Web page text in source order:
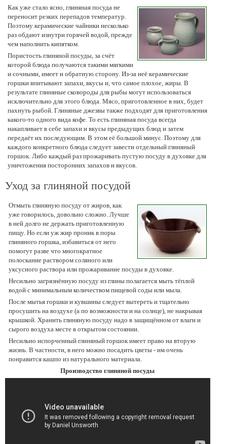
Как уже стало ясно, глиняная посуда не
переносит резких перепадов температур.
Поэтому керамические чайники несколько
раз обдают изнутри горячей водой, прежде
чем наполнить кипятком.
Пористость глиняной посуды, за счёт
которой блюда получаются такими мягкими
и сочными, имеет и обратную сторону. Из-за неё керамические
горшки впитывают запахи, вкусы и, что самое плохое, жиры. В
результате глиняные сковороды для рыбы могут использоваться
исключительно для этого блюда. Мясо, приготовленное в них, будет
пахнуть рыбой. Глиняные джезвы также подходят для приготовления
какого-то одного вида кофе. То есть глиняная посуда всегда
накапливает в себе запахи и вкусы предыдущих блюд и затем
передаёт их последующим. В этом её большой минус. Поэтому для
каждого конкретного блюда следует завести отдельный глиняный
горшок. Либо каждый раз прожаривать пустую посуду в духовке для
уничтожения посторонних запахов и вкусов.
Уход за глиняной посудой
Отмыть глиняную посуду от жиров, как
уже говорилось, довольно сложно. Лучше
в ней долго не держать приготовленную
пищу. Но если уж жир проник в поры
глиняного горшка, избавиться от него
помогут разве что многократное
полоскание раствором соляного или
уксусного раствора или прожаривание посуды в духовке.
Несильно загрязнённую посуду из глины полагается мыть тёплой
водой с минимальным количеством пищевой соды или мыла.
После мытья горшки и кувшины следует вытереть и тщательно
просушить на воздухе (а по возможности и на солнце), не накрывая
крышкой. Хранить глиняную посуду надо в защищённом от влаги и
сырого воздуха месте в открытом состоянии.
Несильно испорченный глиняный горшок имеет право на вторую
жизнь. В частности, в него можно посадить цветы - им очень
понравится кашпо из натурального материала.
Производство глиняной посуды